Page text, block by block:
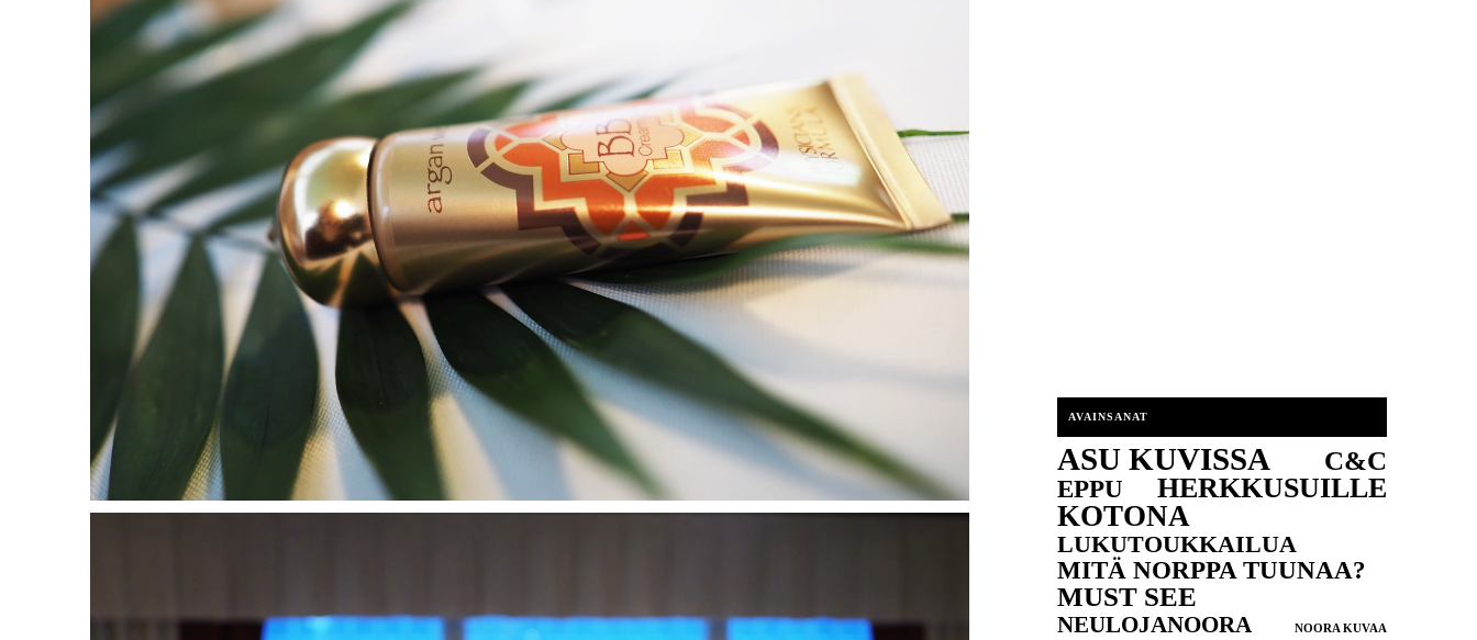
AVAINSANAT
ASU KUVISSA C&C
EPPU HERKKUSUILLE
KOTONA
LUKUTOUKKAILUA
MITÄ NORPPA TUUNAA?
MUST SEE
NEULOJANOORA NOORA KUVAA